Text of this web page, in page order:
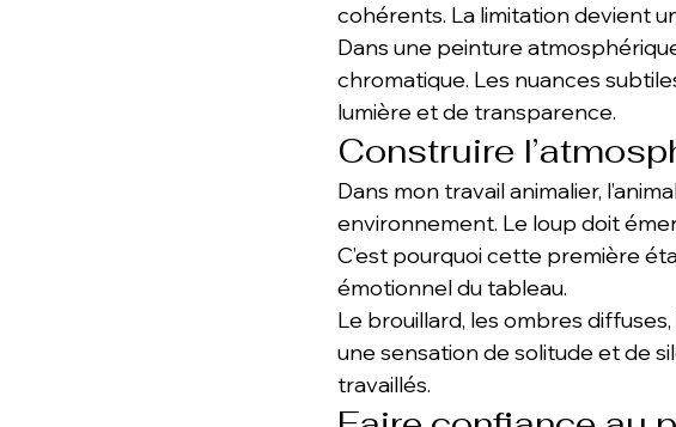
cohérents. La limitation devient
Dans une peinture
chromatique. Les nuances
lumière et de transparence.
Construire
Dans mon travail animalier,
environnement. Le loup doit
C’est pourquoi cette première
émotionnel du tableau.
Le brouillard, les ombres
une sensation de solitude et de
travaillés.